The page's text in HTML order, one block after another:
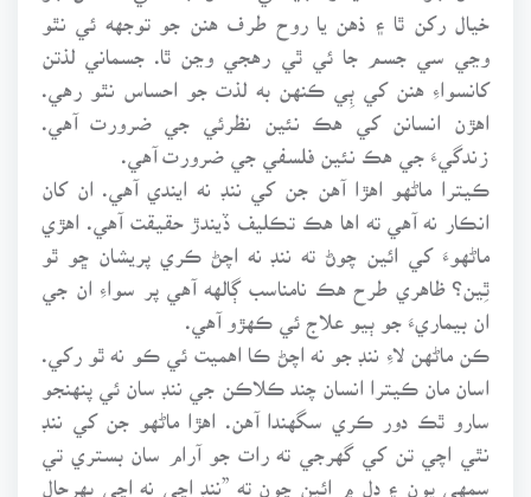
خيال رکن ٿا ۽ ذهن يا روح طرف هنن جو توجهه ئي نٿو
وڃي سي جسم جا ئي ٿي رهجي وڃن ٿا. جسماني لذتن
کانسواءِ هنن کي ٻِي ڪنهن به لذت جو احساس نٿو رهي.
اهڙن انسانن کي هڪ نئين نظرئي جي ضرورت آهي.
زندگيءَ جي هڪ نئين فلسفي جي ضرورت آهي.
ڪيترا ماڻهو اهڙا آهن جن کي ننڊ نه ايندي آهي. ان کان
انڪار نه آهي ته اها هڪ تڪليف ڏيندڙ حقيقت آهي. اهڙي
ماڻهوءَ کي ائين چوڻ ته ننڊ نه اچڻ ڪري پريشان ڇو ٿو
ٿِين؟ ظاهري طرح هڪ نامناسب ڳالهه آهي پر سواءِ ان جي
ان بيماريءَ جو ٻيو علاج ئي ڪهڙو آهي.
ڪن ماڻهن لاءِ ننڊ جو نه اچڻ ڪا اهميت ئي ڪو نه ٿو رکي.
اسان مان ڪيترا انسان چند ڪلاڪن جي ننڊ سان ئي پنهنجو
سارو ٿڪ دور ڪري سگهندا آهن. اهڙا ماڻهو جن کي ننڊ
نٿي اچي تن کي گهرجي ته رات جو آرام سان بستري تي
سمهي پون ۽ دل ۾ ائين چون ته ”ننڊ اچي نه اچي بهرحال